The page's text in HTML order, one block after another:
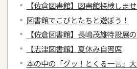
【佐倉図書館】図書館探検しま
図書館でこびとたちと遊ぼう！
【佐倉図書館】長嶋茂雄特設展
【志津図書館】夏休み自習席
本の中の「グッ！とくる一言」大